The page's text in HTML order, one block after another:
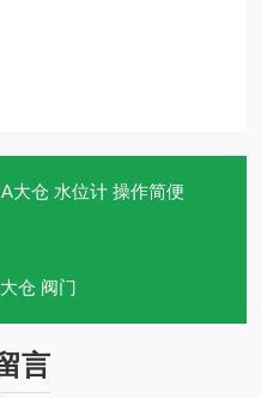
大仓 水位计 操作简便
仓 阀门
言